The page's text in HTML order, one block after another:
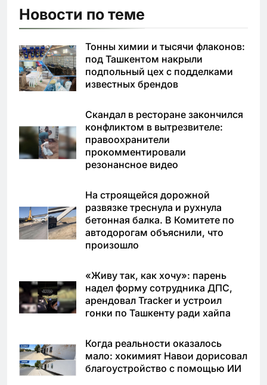
Новости по теме
Тонны химии и тысячи флаконов:
под Ташкентом накрыли
подпольный цех с подделками
известных брендов
Скандал в ресторане закончился
конфликтом в вытрезвителе:
правоохранители
прокомментировали
резонансное видео
На строящейся дорожной
развязке треснула и рухнула
бетонная балка. В Комитете по
автодорогам объяснили, что
произошло
«Живу так, как хочу»: парень
надел форму сотрудника ДПС,
арендовал Tracker и устроил
гонки по Ташкенту ради хайпа
Когда реальности оказалось
мало: хокимият Навои дорисовал
благоустройство с помощью ИИ